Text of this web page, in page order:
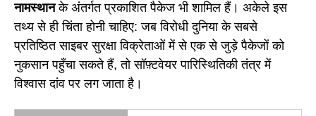
नामस्थानके अंतर्गत प्रकाशित पैकेज भी शामिल हैं। अकेले इस
तथ्य से ही चिंता होनी चाहिए: जब विरोधी दुनिया के सबसे
प्रतिष्ठित साइबर सुरक्षा विक्रेताओं में से एक से जुड़े पैकेजों को
नुकसान पहुँचा सकते हैं, तो सॉफ़्टवेयर पारिस्थितिकी तंत्र में
विश्वास दांव पर लग जाता है।